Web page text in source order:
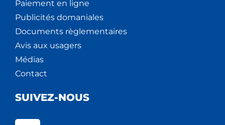
Paiement en ligne
Publicités domaniales
Documents règlementaires
Avis aux usagers
Médias
Contact
SUIVEZ-NOUS